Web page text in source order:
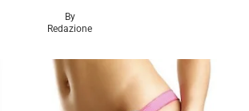
By
Redazione